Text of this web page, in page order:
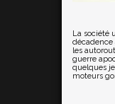
La société
décadence
les
guerre
quelques
moteurs